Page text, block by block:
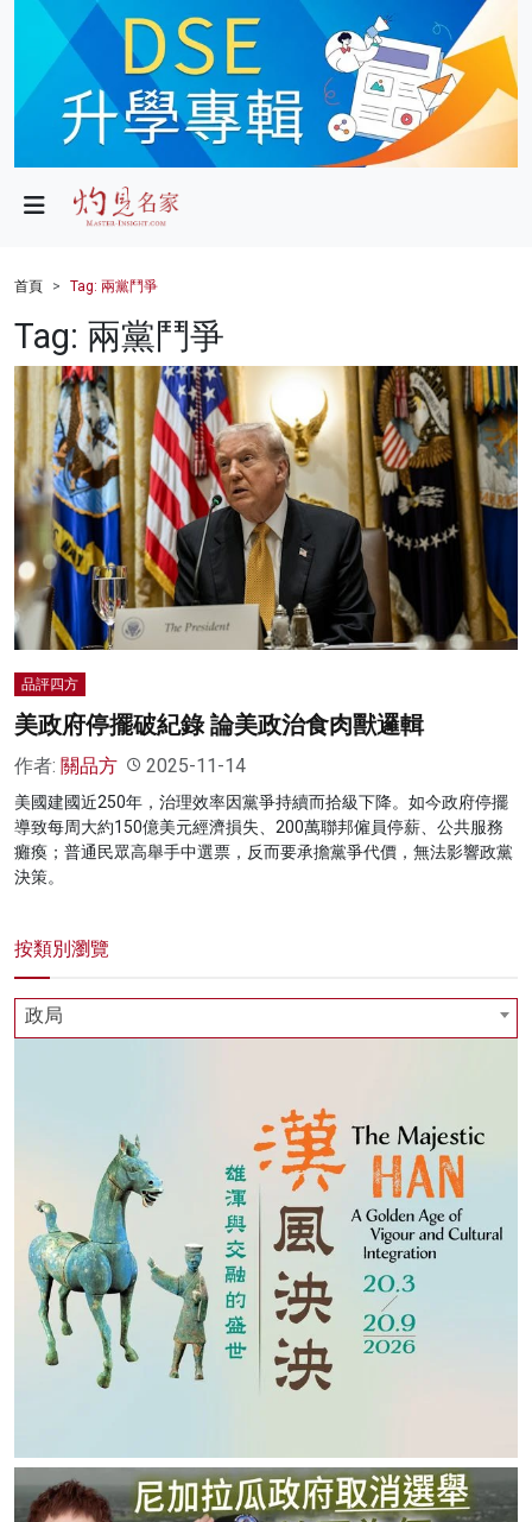
政局
財經
健康
商業
科技
影片
名家榜
灼見活動
首頁 Tag: 兩黨鬥爭
Tag: 兩黨鬥爭
品評四方
美政府停擺破紀錄 論美政治食肉獸邏輯
作者: 關品方 2025-11-14
美國建國近250年，治理效率因黨爭持續而拾級下降。如今政府停擺
導致每周大約150億美元經濟損失、200萬聯邦僱員停薪、公共服務
癱瘓；普通民眾高舉手中選票，反而要承擔黨爭代價，無法影響政黨
決策。
按類別瀏覽
政局